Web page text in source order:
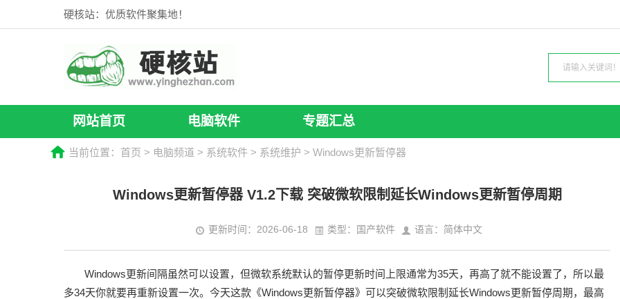
硬核站：优质软件聚集地！
网站首页 电脑软件 专题汇总
当前位置： 首页 > 电脑频道 > 系统软件 > 系统维护 > Windows更新暂停器
Windows更新暂停器 V1.2下载 突破微软限制延长Windows更新暂停周期
更新时间：2026-06-18 类型：国产软件 语言：简体中文
Windows更新间隔虽然可以设置，但微软系统默认的暂停更新时间上限通常为35天，再高了就不能设置了，所以最
多34天你就要再重新设置一次。今天这款《Windows更新暂停器》可以突破微软限制延长Windows更新暂停周期，最高